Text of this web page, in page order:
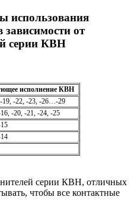
использования
зависимости от
серии КВН
исполнение КВН
-22, -23, -26…-29
-20, -21, -24, -25
серии КВН, отличных
чтобы все контактные